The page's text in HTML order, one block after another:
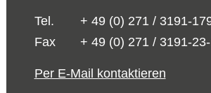
Tel.
+ 49 (0) 271 / 3191-
Fax
+ 49 (0) 271 / 3191-
Per E-Mail kontaktieren